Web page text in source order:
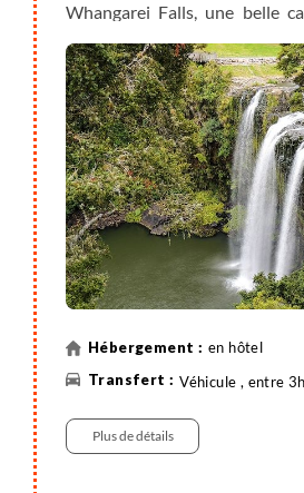
Whangarei Falls, une belle
une courte promenade.
reprenez la route en direction
Islands.
Peu à peu, vous entrez dans
ses eaux turquoises, ses
histoire maorie et coloniale.
en hôtel
Véhicule , entre
Plus de détails